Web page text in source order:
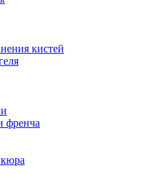
кистей
френча